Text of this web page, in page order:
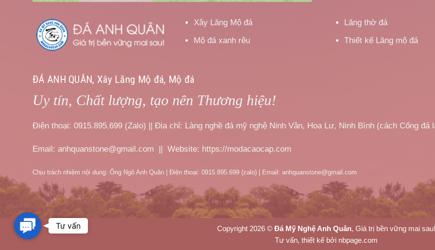
Xây Lăng Mộ đá
Mộ đá xanh rêu
Lăng thờ đá
Thiết kế Lăng mộ đá
ĐÁ ANH QUÂN, Xây Lăng Mộ đá, Mộ đá
Uy tín, Chất lượng, tạo nên Thương hiệu!
Điện thoại: 0915.895.699 (Zalo) || Địa chỉ: Làng nghề đá mỹ nghệ Ninh Vân, Hoa Lư, Ninh Bình (cách Cổng đá
Email: anhquanstone@gmail.com || Website: https://modacaocap.com
Chịu trách nhiệm nội dung: Ông Ngô Anh Quân | Điện thoại: 0915.895.699 (zalo) | Email: anhquanstone@gmail.com
Copyright 2026 © Đá Mỹ Nghệ Anh Quân, Giá trị bền vững mai sau!
Tư vấn, thiết kế bởi nbpage.com
Contact
Us
Tư vấn